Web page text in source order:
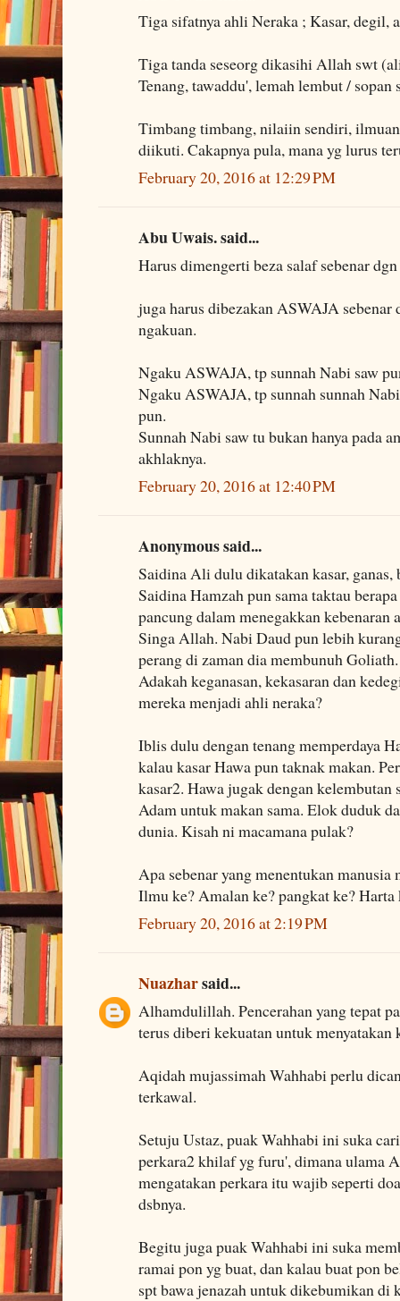
Tiga sifatnya ahli Neraka ; Kasar, degil,
Tiga tanda seseorg dikasihi Allah swt
Tenang, tawaddu', lemah lembut / sopan
Timbang timbang, nilaiin sendiri,
diikuti. Cakapnya pula, mana yg lurus
February 20, 2016 at 12:29 PM
Abu Uwais. said...
Harus dimengerti beza salaf sebenar
juga harus dibezakan ASWAJA
ngakuan.
Ngaku ASWAJA, tp sunnah Nabi saw
Ngaku ASWAJA, tp sunnah sunnah
pun.
Sunnah Nabi saw tu bukan hanya pada
akhlaknya.
February 20, 2016 at 12:40 PM
Anonymous said...
Saidina Ali dulu dikatakan kasar, ganas,
Saidina Hamzah pun sama taktau
pancung dalam menegakkan kebenaran
Singa Allah. Nabi Daud pun lebih
perang di zaman dia membunuh Goliath.
Adakah keganasan, kekasaran dan
mereka menjadi ahli neraka?
Iblis dulu dengan tenang memperdaya
kalau kasar Hawa pun taknak makan.
kasar2. Hawa jugak dengan kelembutan
Adam untuk makan sama. Elok duduk
dunia. Kisah ni macamana pulak?
Apa sebenar yang menentukan manusia
Ilmu ke? Amalan ke? pangkat ke?
February 20, 2016 at 2:19 PM
Nuazharsaid...
Alhamdulillah. Pencerahan yang tepat
terus diberi kekuatan untuk menyatakan
Aqidah mujassimah Wahhabi perlu
terkawal.
Setuju Ustaz, puak Wahhabi ini suka
perkara2 khilaf yg furu', dimana ulama
mengatakan perkara itu wajib seperti
dsbnya.
Begitu juga puak Wahhabi ini suka
ramai pon yg buat, dan kalau buat pon
spt bawa jenazah untuk dikebumikan di